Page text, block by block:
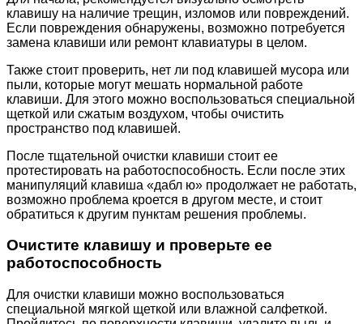
клавишу на наличие трещин, изломов или повреждений.
Если повреждения обнаружены, возможно потребуется
замена клавиши или ремонт клавиатуры в целом.
Также стоит проверить, нет ли под клавишей мусора или
пыли, которые могут мешать нормальной работе
клавиши. Для этого можно воспользоваться специальной
щеткой или сжатым воздухом, чтобы очистить
пространство под клавишей.
После тщательной очистки клавиши стоит ее
протестировать на работоспособность. Если после этих
манипуляций клавиша «дабл ю» продолжает не работать,
возможно проблема кроется в другом месте, и стоит
обратиться к другим пунктам решения проблемы.
Очистите клавишу и проверьте ее
работоспособность
Для очистки клавиши можно воспользоваться
специальной мягкой щеткой или влажной салфеткой.